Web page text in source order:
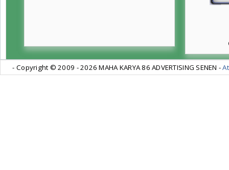
- Copyright © 2009 -2026 MAHA KARYA 86 ADVERTISING SENEN -